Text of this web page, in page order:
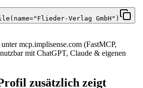
Verlag GmbH")
mcp.implisense.com (FastMCP,
mit ChatGPT, Claude & eigenen
zusätzlich zeigt